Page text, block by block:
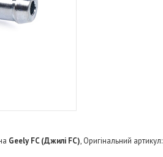
Geely FC (Джилі FC), Оригінальний артикул: